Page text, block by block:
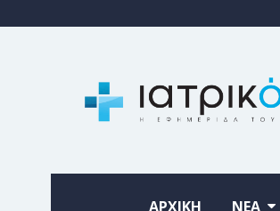
ΑΡΧΙΚΗ ΝΕΑ